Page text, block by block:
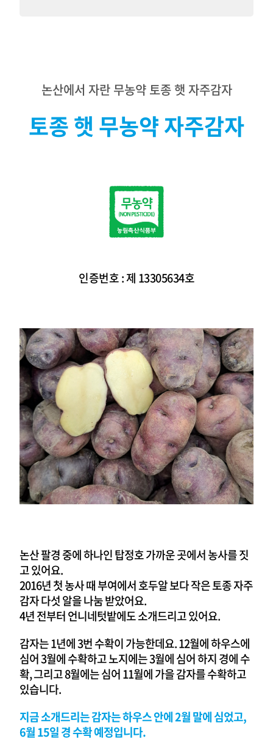
논산에서 자란 무농약 토종 햇 자주감자
토종 햇 무농약 자주감자
인증번호 :제 13305634호
논산 팔경 중에 하나인 탑정호 가까운 곳에서 농사를 짓
고 있어요.
2016년 첫 농사 때 부여에서 호두알 보다 작은 토종 자주
감자 다섯 알을 나눔 받았어요.
4년 전부터 언니네텃밭에도 소개드리고 있어요.
감자는 1년에 3번 수확이 가능한데요. 12월에 하우스에
심어 3월에 수확하고 노지에는 3월에 심어 하지 경에 수
확, 그리고 8월에는 심어 11월에 가을 감자를 수확하고
있습니다.
지금 소개드리는 감자는 하우스 안에 2월 말에 심었고,
6월 15일 경 수확 예정입니다.